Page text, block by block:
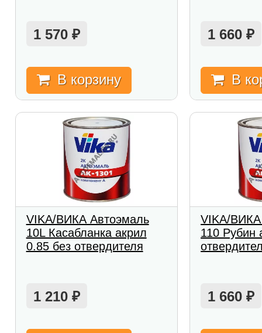
1 570 ₽
В корзину
1 660₽
В
VIKA/ВИКА Автоэмаль
10L Касабланка акрил
0.85 без отвердителя
1 210 ₽
VIKA/
110 Рубин
1 660₽